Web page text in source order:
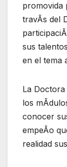
promovida
travÃs del
sus
en el tema
La
los
conocer
empeÃo
realidad